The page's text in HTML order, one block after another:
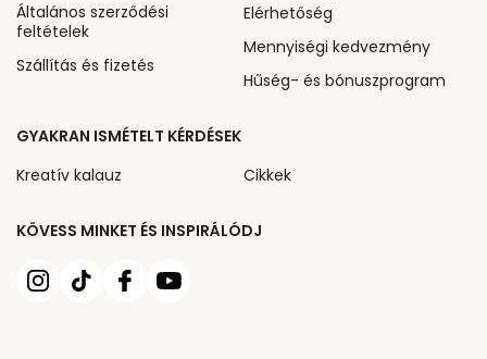
KÖVESS MINKET ÉS INSPIRÁLÓDJ
Általános szerződési
feltételek
Szállítás és fizetés
Elérhetőség
Mennyiségi kedvezmény
Hűség- és bónuszprogram
GYAKRAN ISMÉTELT KÉRDÉSEK
Kreatív kalauz
Cikkek